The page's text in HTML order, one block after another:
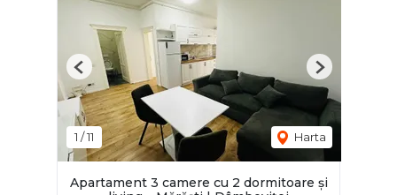
1 /11 Harta
Previous Next
Apartament 3 camere cu 2 dormitoare și